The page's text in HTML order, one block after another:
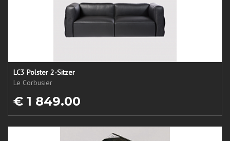
LC3 Polster 2-Sitzer
Le Corbusier
€ 1 849.00